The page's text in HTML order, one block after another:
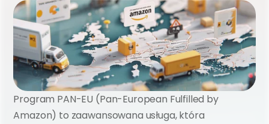
Program PAN-EU (Pan-European Fulfilled by
Amazon) to zaawansowana usługa, która